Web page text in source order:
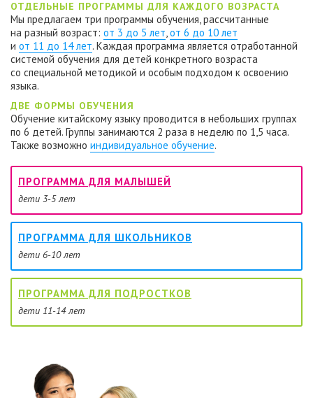
ОТДЕЛЬНЫЕ ПРОГРАММЫ ДЛЯ КАЖДОГО ВОЗРАСТА
Мы предлагаем три программы обучения, рассчитанные
на разный возраст: от 3 до 5 лет от 6 до 10 лет
и от 11 до 14 лет. Каждая программа является отработанной
системой обучения для детей конкретного возраста
со специальной методикой и особым подходом к освоению
языка.
ДВЕ ФОРМЫ ОБУЧЕНИЯ
Обучение китайскому языку проводится в небольших группах
по 6 детей. Группы занимаются 2 раза в неделю по 1,5 часа.
Также возможно индивидуальное обучение.
ПРОГРАММА ДЛЯ МАЛЫШЕЙ
дети 3-5 лет
ПРОГРАММА ДЛЯ ШКОЛЬНИКОВ
дети 6-10 лет
ПРОГРАММА ДЛЯ ПОДРОСТКОВ
дети 11-14 лет